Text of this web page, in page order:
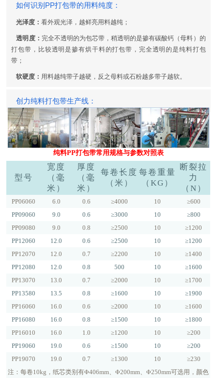
如何识别PP打包带的用料纯度：
光泽度：看外观光泽，越鲜亮用料越纯；
透明度： 完全不透明的为包芯带，稍透明的是掺有碳酸钙（母料）的
打包带，比较透明是掺有烘干料的打包带，完全透明的是纯料打包
带；
软硬度： 用料越纯带子越硬，反之母料或石粉越多带子越软。
创力纯料打包带生产线：
纯料PP打包带常用规格与参数对照表
型号
宽度
（毫
米）
厚度
（毫
米）
每卷长度
（米）
每卷重量
（KG）
断裂拉
力
（N）
PP06060 6.0 0.6 ≥4000 10
≥600
PP09060
9.0 0.6 ≥3000 10
≥800
PP09080
9.0 0.8 ≥2500 10
≥1200
PP12060
12.0 0.6 ≥2500 10
≥1200
PP12070
12.0 0.7 ≥2200 10
≥1400
PP12080
12.0 0.8 500 10
≥1600
PP13070
13.0 0.7 ≥2000 10
≥1700
PP13580
13.5 0.8 ≥1600 10
≥1900
PP16060
16.0 0.6 ≥2000 10
≥1600
PP16080
16.0 0.8 ≥1500 10
≥1800
PP16010
16.0 1.0 ≥1200 10
≥200
PP19060
19.0 0.6 ≥1500 10
≥200
PP19070
19.0 0.7 ≥1300 10
≥230
注：每卷10kg，纸芯类别有Φ406mm、Φ200mm、Φ250mm可选用，颜色